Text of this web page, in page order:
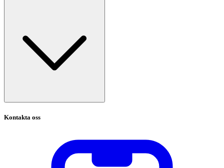
Kontakta oss